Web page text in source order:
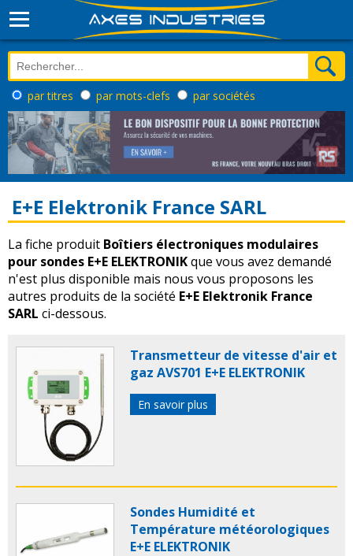
par titres par mots-clefs par sociétés
E+E Elektronik France SARL
La fiche produit Boîtiers électroniques modulaires
pour sondes E+E ELEKTRONIKque vous avez demandé
n'est plus disponible mais nous vous proposons les
autres produits de la société E+E Elektronik France
SARL ci-dessous.
Transmetteur de vitesse d'air et
gaz AVS701 E+E ELEKTRONIK
En savoir plus
Sondes Humidité et
Température météorologiques
E+E ELEKTRONIK